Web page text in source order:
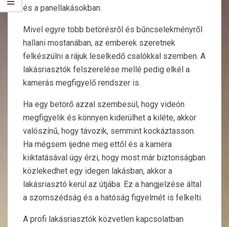
és a panellakásokban.
Mivel egyre több betörésről és bűncselekményről
hallani mostanában, az emberek szeretnek
felkészülni a rájuk leselkedő csalókkal szemben. A
lakásriasztók felszerelése mellé pedig elkél a
kamerás megfigyelő rendszer is.
Ha egy betörő azzal szembesül, hogy videón
megfigyelik és könnyen kiderülhet a kiléte, akkor
valószínű, hogy távozik, semmint kockáztasson.
Ha mégsem ijedne meg ettől és a kamera
kiiktatásával úgy érzi, hogy most már biztonságban
közlekedhet egy idegen lakásban, akkor a
lakásriasztó kerül az útjába. Ez a hangjelzése által
a szomszédság és a hatóság figyelmét is felkelti.
A profi lakásriasztók közvetlen kapcsolatban